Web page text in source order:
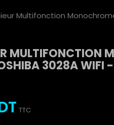
Multifonction
MULTIFONCTION
3028A WIFI
TTC